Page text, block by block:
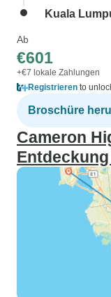
Kuala
Ab
€601
+€7 lokale Zahlungen
Registrieren to
Broschüre
Cameron
Entdeckung